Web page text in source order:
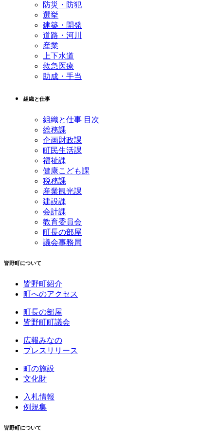
防災・防犯
選挙
建築・開発
道路・河川
産業
上下水道
救急医療
助成・手当
組織と仕事
組織と仕事 目次
総務課
企画財政課
町民生活課
福祉課
健康こども課
税務課
産業観光課
建設課
会計課
教育委員会
町長の部屋
議会事務局
皆野町について
皆野町紹介
町へのアクセス
町長の部屋
皆野町町議会
広報みなの
プレスリリース
町の施設
文化財
入札情報
例規集
皆野町について